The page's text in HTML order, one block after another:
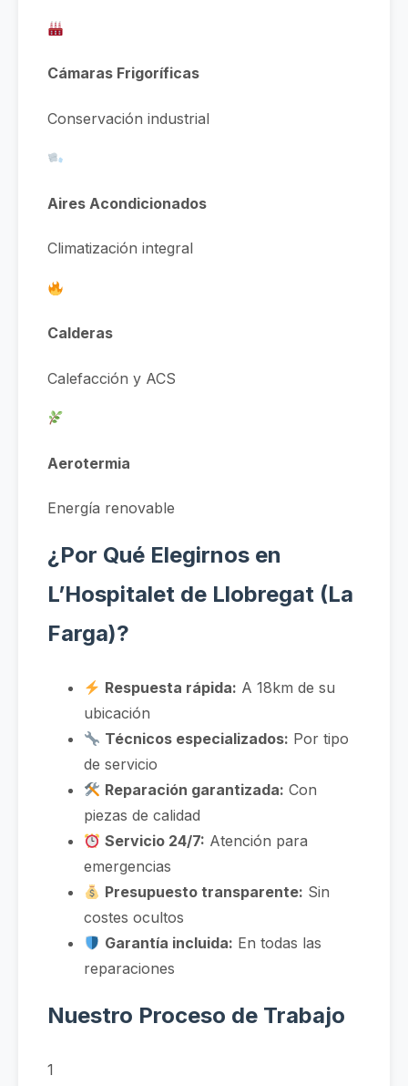
Cámaras Frigoríficas
Conservación industrial
Aires Acondicionados
Climatización integral
Calderas
Calefacción y ACS
Aerotermia
Energía renovable
¿Por Qué Elegirnos en
L’Hospitalet de Llobregat (La
Farga)?
Respuesta rápida: A 18km de su
ubicación
Técnicos especializados: Por tipo
de servicio
Reparación garantizada: Con
piezas de calidad
Servicio 24/7: Atención para
emergencias
Presupuesto transparente: Sin
costes ocultos
Garantía incluida: En todas las
reparaciones
Nuestro Proceso de Trabajo
1